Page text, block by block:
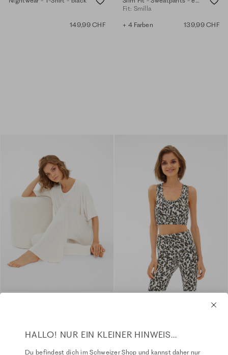
149,99 CHF
Fit: Smilla
+ 4 Farben 139,99 CHF
HALLO! NUR EIN KLEINER HINWEIS...
Du befindest dich im Schweizer Shop und kannst daher nur